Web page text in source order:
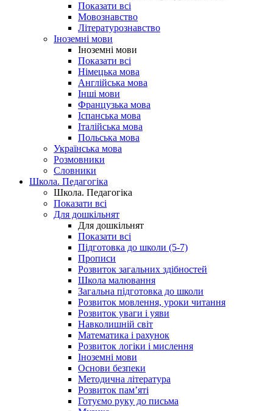
Показати всі
Мовознавство
Літературознавство
Іноземні мови
Іноземні мови
Показати всі
Німецька мова
Англійська мова
Інші мови
Французька мова
Іспанська мова
Італійська мова
Польська мова
Українська мова
Розмовники
Словники
Школа. Педагогіка
Школа. Педагогіка
Показати всі
Для дошкільнят
Для дошкільнят
Показати всі
Підготовка до школи (5-7)
Прописи
Розвиток загальних здібностей
Школа малювання
Загальна підготовка до школи
Розвиток мовлення, уроки читання
Розвиток уваги і уяви
Навколишній світ
Математика і рахунок
Розвиток логіки і мислення
Іноземні мови
Основи безпеки
Методична література
Розвиток пам’яті
Готуємо руку до письма